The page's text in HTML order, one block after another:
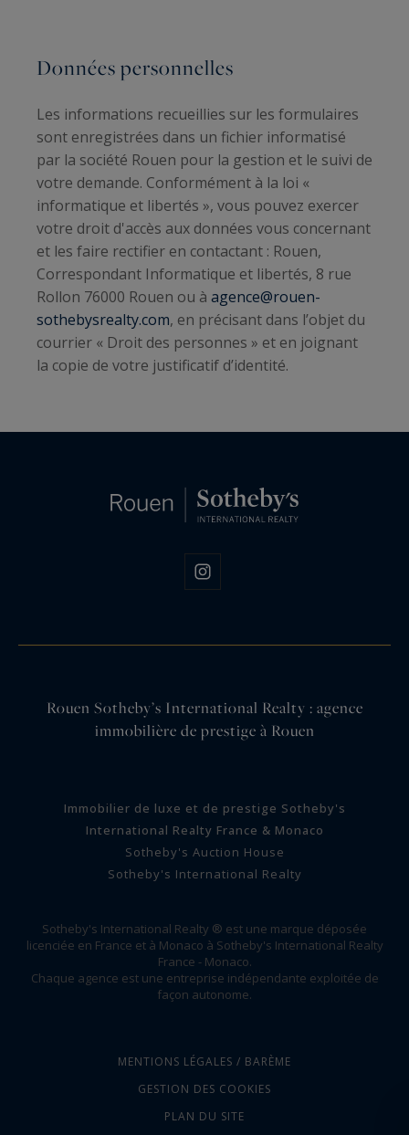
Données personnelles
Les informations recueillies sur les formulaires
sont enregistrées dans un fichier informatisé
par la société Rouen pour la gestion et le suivi de
votre demande. Conformément à la loi «
informatique et libertés », vous pouvez exercer
votre droit d'accès aux données vous concernant
et les faire rectifier en contactant : Rouen,
Correspondant Informatique et libertés, 8 rue
Rollon 76000 Rouen ou à agence@rouen-
sothebysrealty.com, en précisant dans l’objet du
courrier « Droit des personnes » et en joignant
la copie de votre justificatif d’identité.
Rouen Sotheby’s International Realty : agence
immobilière de prestige à Rouen
Immobilier de luxe et de prestige Sotheby's
International Realty France & Monaco
Sotheby's Auction House
Sotheby's International Realty
Sotheby's International Realty ® est une marque déposée
licenciée en France et à Monaco à Sotheby's International Realty
France - Monaco.
Chaque agence est une entreprise indépendante exploitée de
façon autonome.
MENTIONS LÉGALES / BARÈME
GESTION DES COOKIES
PLAN DU SITE